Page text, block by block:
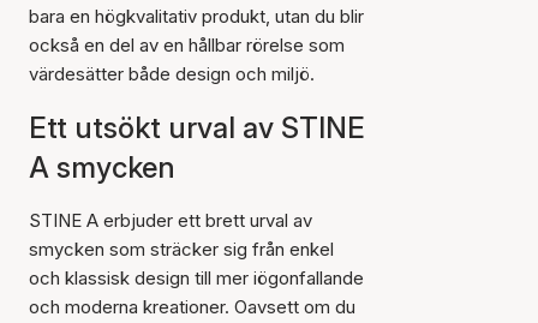
bara en högkvalitativ produkt, utan du blir
också en del av en hållbar rörelse som
värdesätter både design och miljö.
Ett utsökt urval av STINE
A smycken
STINE A erbjuder ett brett urval av
smycken som sträcker sig från enkel
och klassisk design till mer iögonfallande
och moderna kreationer. Oavsett om du